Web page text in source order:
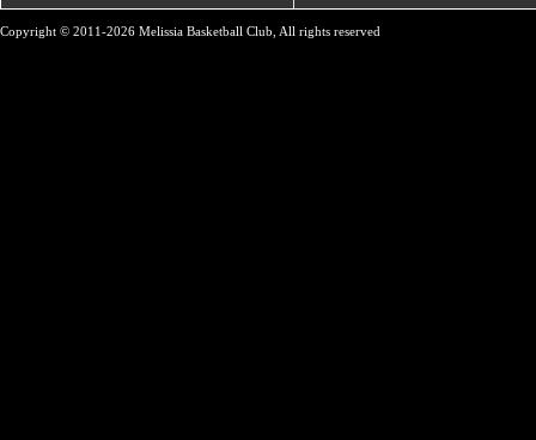
Copyright © 2011-2026 Melissia Basketball Club, All rights reserved